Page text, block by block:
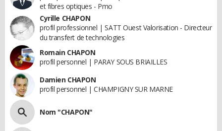
et fibres optiques - Pmo
Cyrille CHAPON
profil professionnel | SATT Ouest Valorisation - Directeur
du transfert de technologies
Romain CHAPON
profil personnel | PARAY SOUS BRIAILLES
Damien CHAPON
profil personnel | CHAMPIGNY SUR MARNE
Nom "CHAPON"